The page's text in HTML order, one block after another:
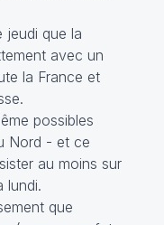
jeudi que la
avec un
la France et
possibles
Nord - et ce
au moins sur
lundi.
que